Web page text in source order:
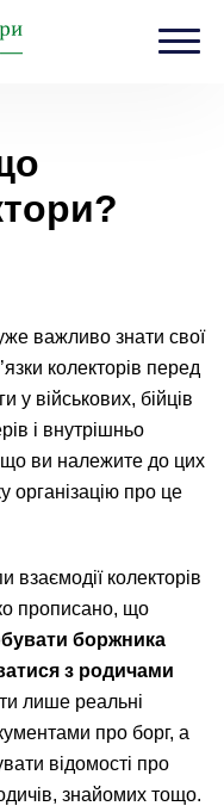
колектори?
важливо знати свої
колекторів перед
у військових, бійців
і внутрішньо
ви належите до цих
організацію про це
взаємодії колекторів
прописано, що
боржника
з родичами
лише реальні
про борг, а
відомості про
знайомих тощо.